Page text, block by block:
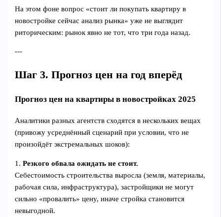
На этом фоне вопрос «стоит ли покупать квартиру в
новостройке сейчас анализ рынка» уже не выглядит
риторическим: рынок явно не тот, что три года назад.
---
Шаг 3. Прогноз цен на год вперёд
Прогноз цен на квартиры в новостройках 2025
Аналитики разных агентств сходятся в нескольких вещах
(привожу усреднённый сценарий при условии, что не
произойдёт экстремальных шоков):
1.Резкого обвала ожидать не стоит.
Себестоимость строительства выросла (земля, материалы,
рабочая сила, инфраструктура), застройщики не могут
сильно «провалить» цену, иначе стройка становится
невыгодной.